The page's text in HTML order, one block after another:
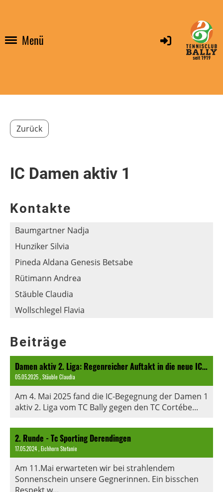
Menü
Zurück
IC Damen aktiv 1
Kontakte
Baumgartner Nadja
Hunziker Silvia
Pineda Aldana Genesis Betsabe
Rütimann Andrea
Stäuble Claudia
Wollschlegel Flavia
Beiträge
Damen aktiv 2. Liga: Regenreicher Auftakt in die neue IC Saison
05.05.2025, Stäuble Claudia
Am 4. Mai 2025 fand die IC-Begegnung der Damen 1
aktiv 2. Liga vom TC Bally gegen den TC Cortébe...
2. Runde - Tc Sporting Derendingen
17.05.2024, Eichhorn Stefanie
Am 11.Mai erwarteten wir bei strahlendem
Sonnenschein unsere Gegnerinnen. Ein bisschen